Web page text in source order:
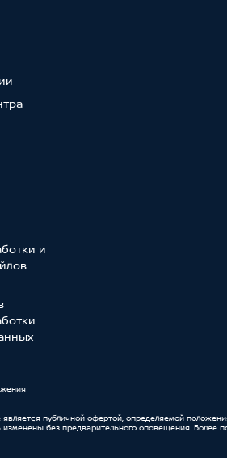
и
публичной офертой, определяемой
без предварительного оповещения.